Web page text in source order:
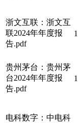
浙文互联：浙文互
联2024年年度报
告.pdf
1
贵州茅台：贵州茅
台2024年年度报
告.pdf
1
电科数字：中电科